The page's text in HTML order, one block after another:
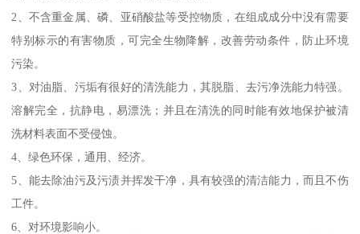
2、不含重金属、磷、亚硝酸盐等受控物质，在组成成分中没有需要
特别标示的有害物质，可完全生物降解，改善劳动条件，防止环境
污染。
3、对油脂、污垢有很好的清洗能力，其脱脂、去污净洗能力特强。
溶解完全，抗静电，易漂洗；并且在清洗的同时能有效地保护被清
洗材料表面不受侵蚀。
4、绿色环保，通用、经济。
5、能去除油污及污渍并挥发干净，具有较强的清洁能力，而且不伤
工件。
6、对环境影响小。